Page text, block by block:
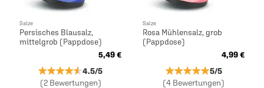
Salze
Persisches Blausalz,
mittelgrob (Pappdose)
5,49 €
★★★★★
★★★★★4.5/5
(2 Bewertungen)
Salze
Rosa Mühlensalz, grob
(Pappdose)
4,99 €
★★★★★
★★★★★5/5
(4 Bewertungen)